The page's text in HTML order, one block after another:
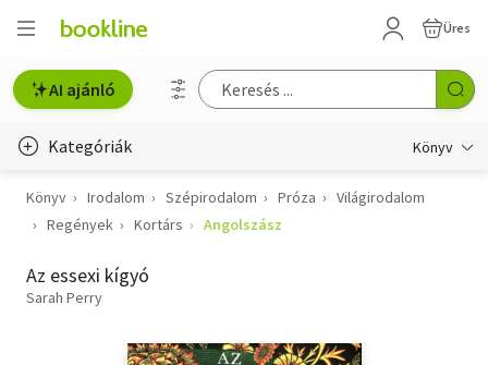
Üres
AI ajánló
Kategóriák Könyv
Életmód, egészség
Gyermek- és ifjúsági
Hobbi, szabadidő
Könyv Irodalom Szépirodalom Próza
Világirodalom
Regények
Kortárs Angolszász
Az essexi kígyó
Sarah Perry